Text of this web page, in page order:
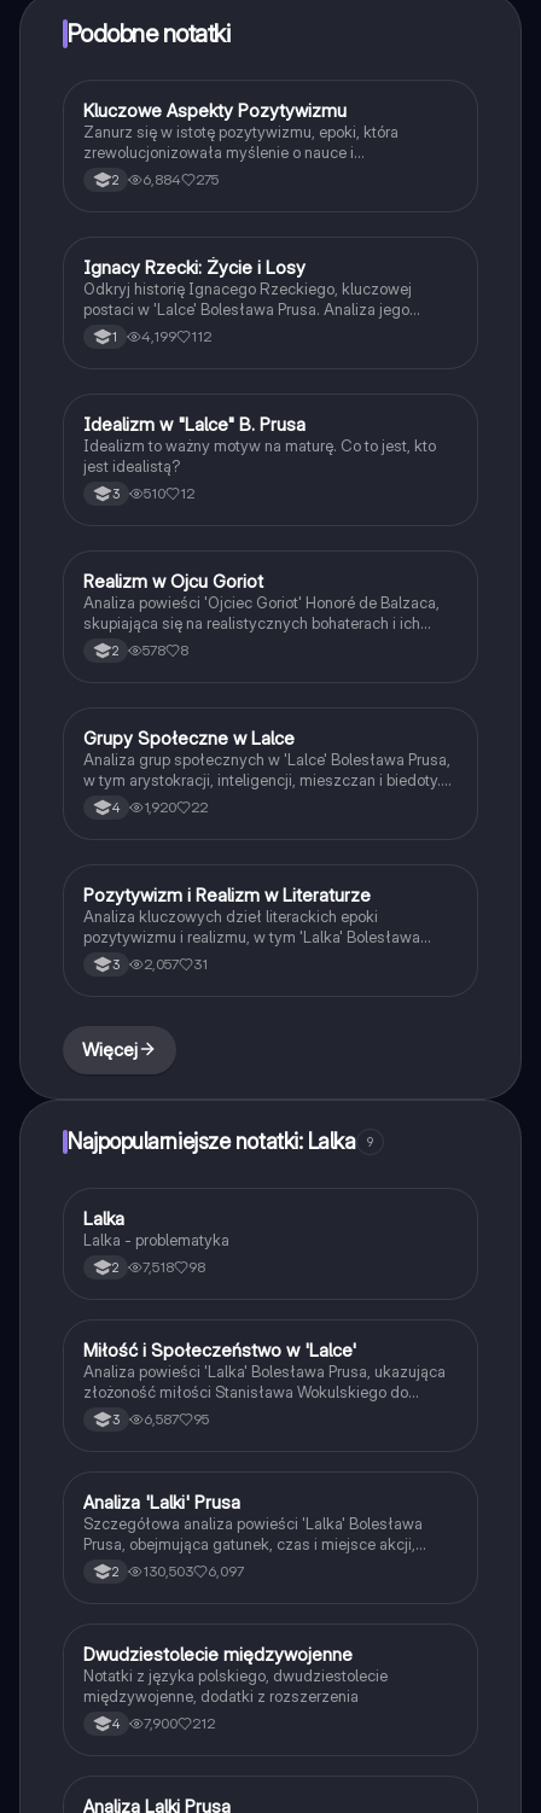
Podobne notatki
Język polski
Kluczowe Aspekty Pozytywizmu
Zanurz się w istotę pozytywizmu, epoki, która
zrewolucjonizowała myślenie o nauce i
społeczeństwie. Ta notatka obejmuje: ramy czasowe,
kluczowe wydarzenia historyczne, definicje, gatunki
pozytywizmu na kulturę i literaturę. Przygotuj się na
fascynującą podróż przez epokę pozytywizmu!
2 6,884 275
Język polski
Ignacy Rzecki: Życie i Losy
Odkryj historię Ignacego Rzeckiego, kluczowej
postaci w 'Lalce' Bolesława Prusa. Analiza jego
dzieciństwa, relacji z Wokulskim, udziału w
powstaniu węgierskim oraz wpływu na rozwój sklepu.
1 4,199 112
Język polski
Idealizm w "Lalce" B. Prusa
Idealizm to ważny motyw na maturę. Co to jest, kto
jest idealistą?
3 510 12
Język polski
Realizm w Ojcu Goriot
Analiza powieści 'Ojciec Goriot' Honoré de Balzaca,
skupiająca się na realistycznych bohaterach i ich
relacjach w kontekście paryskiego społeczeństwa.
Zawiera biografię autora oraz szczegółowe opisy
2 578 8
Język polski
Grupy Społeczne w Lalce
Analiza grup społecznych w 'Lalce' Bolesława Prusa,
w tym arystokracji, inteligencji, mieszczan i biedoty.
Zrozumienie ich ról, wartości oraz krytyki społecznej
w kontekście pozytywizmu. Typ: podsumowanie.
4 1,920 22
Język polski
Pozytywizm i Realizm w Literaturze
Analiza kluczowych dzieł literackich epoki
pozytywizmu i realizmu, w tym 'Lalka' Bolesława
Prusa oraz 'Zbrodnia i kara' Fiodora Dostojewskiego.
Zawiera omówienie głównych tematów, postaci oraz
i historii.
3 2,057 31
Więcej
Najpopularniejsze notatki: Lalka 9
Język polski
Lalka
Lalka - problematyka
2 7,518 98
Język polski
Miłość i Społeczeństwo w 'Lalce'
Analiza powieści 'Lalka' Bolesława Prusa, ukazująca
złożoność miłości Stanisława Wokulskiego do
Izabeli Łęckiej oraz konfrontację romantyzmu z
pozytywizmem w XIX-wiecznej Warszawie. Odkryj
literackie.
3 6,587 95
Język polski
Analiza 'Lalki' Prusa
Szczegółowa analiza powieści 'Lalka' Bolesława
Prusa, obejmująca gatunek, czas i miejsce akcji,
kluczowych bohaterów, oraz motywy literackie.
Zawiera omówienie postaci Stanisława Wokulskiego
polskiej.
2 130,503 6,097
Język polski
Dwudziestolecie międzywojenne
Notatki z języka polskiego, dwudziestolecie
międzywojenne, dodatki z rozszerzenia
4 7,900 212
Język polski
Analiza Lalki Prusa